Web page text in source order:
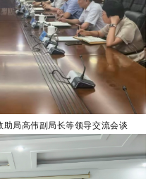
局高伟副局长等领导交流会谈